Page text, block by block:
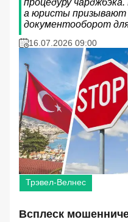
процедуру
а юристы призывают
документооборот
16.07.2026 09:00
Трэвел-Велнес
Всплеск